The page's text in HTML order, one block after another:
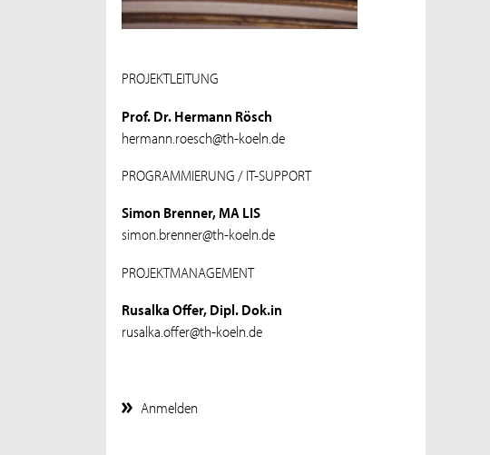
PROJEKTLEITUNG
Prof. Dr. Hermann Rösch
hermann.roesch@th-koeln.de
PROGRAMMIERUNG / IT-SUPPORT
Simon Brenner, MA LIS
simon.brenner@th-koeln.de
PROJEKTMANAGEMENT
Rusalka Offer, Dipl. Dok.in
rusalka.offer@th-koeln.de
Anmelden